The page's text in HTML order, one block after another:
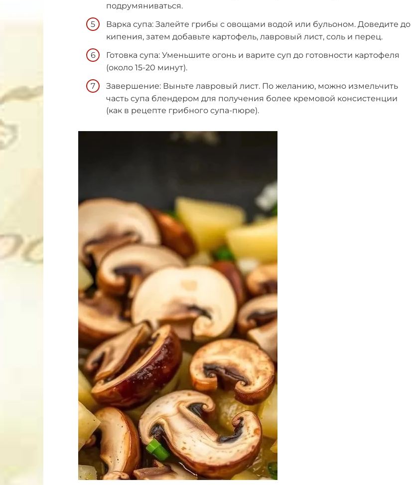
подрумяниваться.
Варка супа: Залейте грибы с овощами водой или бульоном. Доведите до
кипения, затем добавьте картофель, лавровый лист, соль и перец.
Готовка супа: Уменьшите огонь и варите суп до готовности картофеля
(около 15-20 минут).
Завершение: Выньте лавровый лист. По желанию, можно измельчить
часть супа блендером для получения более кремовой консистенции
(как в рецепте грибного супа-пюре).